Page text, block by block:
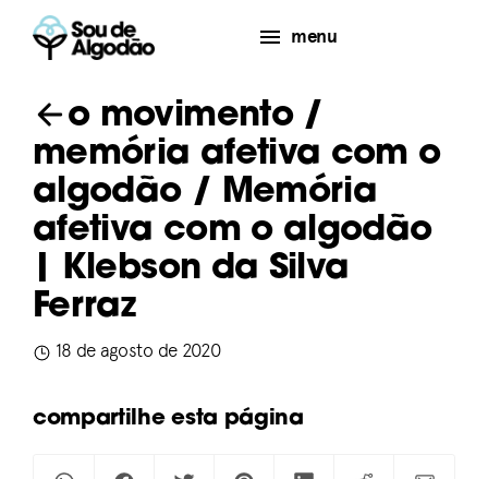
menu
o movimento/
memória afetiva com o
algodão/ Memória
afetiva com o algodão
| Klebson da Silva
Ferraz
18 de agosto de 2020
compartilhe esta página